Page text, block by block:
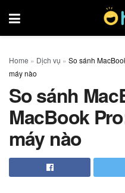
Home » Dịch vụ » So sánh
máy nào
So sánh
MacBook
máy nào